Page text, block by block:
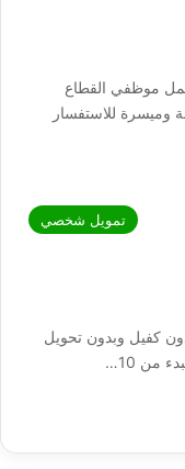
موظفي القطاع
وميسرة للاستفسار
تمويل شخصي
كفيل وبدون تحويل
10…